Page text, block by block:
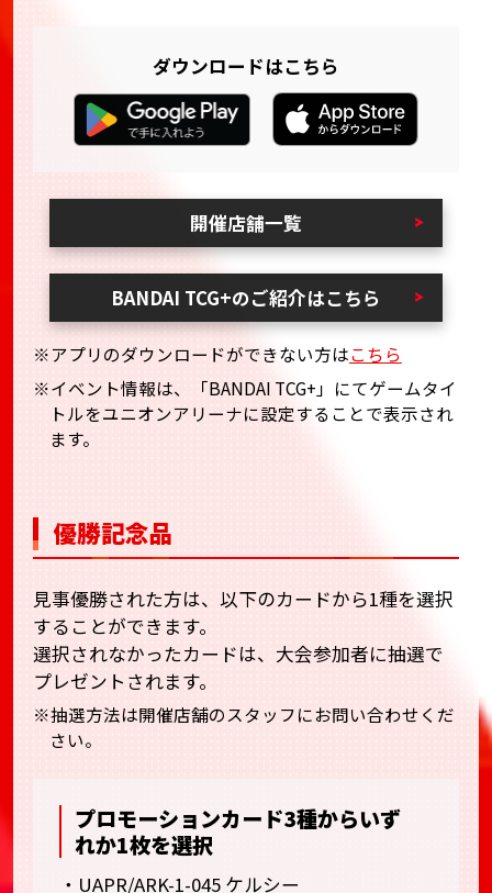
ダウンロードはこちら
開催店舗一覧
BANDAI TCG+のご紹介はこちら
※アプリのダウンロードができない方はこちら
※イベント情報は、「BANDAI TCG+」にてゲームタイ
トルをユニオンアリーナに設定することで表示され
ます。
優勝記念品
見事優勝された方は、以下のカードから1種を選択
することができます。
選択されなかったカードは、大会参加者に抽選で
プレゼントされます。
※抽選方法は開催店舗のスタッフにお問い合わせくだ
さい。
プロモーションカード3種からいず
れか1枚を選択
・UAPR/ARK-1-045 ケルシー